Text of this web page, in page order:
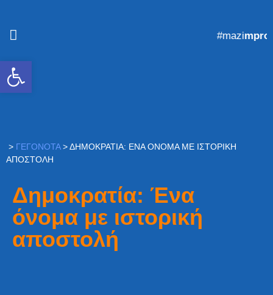
Ανοίξτε τη γραμμή εργαλείων
#mazi
> ΓΕΓΟΝΌΤΑ>ΔΗΜΟΚΡΑΤΊΑ: ΈΝΑ ΌΝΟΜΑ ΜΕ ΙΣΤΟΡΙΚΉ
ΑΠΟΣΤΟΛΉ
Δημοκρατία: Ένα
όνομα με ιστορική
αποστολή